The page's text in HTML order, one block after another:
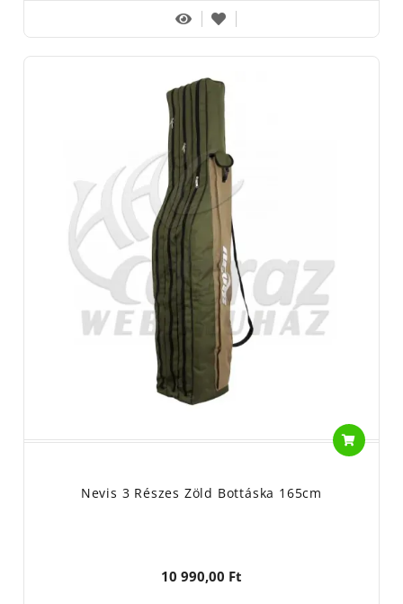
Nevis 3 Részes Zöld Bottáska 165cm
10 990,00 Ft